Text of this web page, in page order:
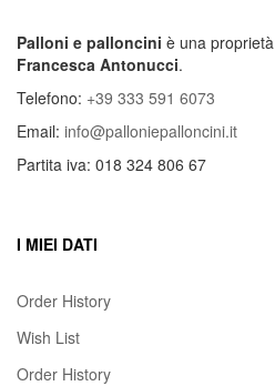
Palloni e palloncini è una proprietà
Francesca Antonucci.
Telefono: +39 333 591 6073
Email: info@palloniepalloncini.it
Partita iva: 018 324 806 67
I MIEI DATI
Order History
Wish List
Order History